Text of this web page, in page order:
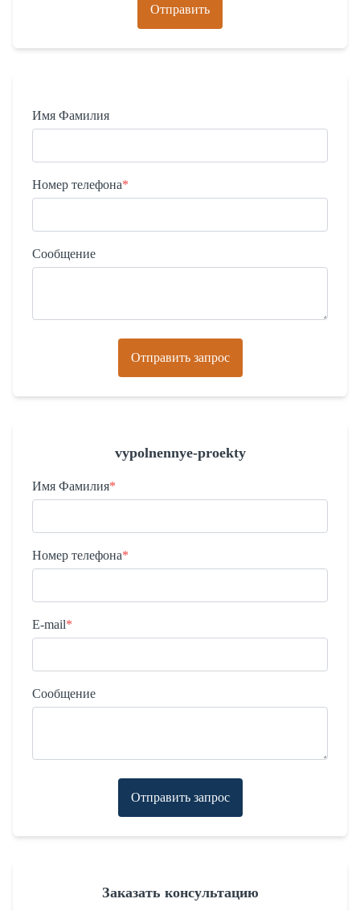
Отправить
Имя Фамилия
Номер телефона*
Сообщение
Отправить запрос
vypolnennye-proekty
Имя Фамилия*
Номер телефона*
E-mail*
Сообщение
Отправить запрос
Заказать консультацию